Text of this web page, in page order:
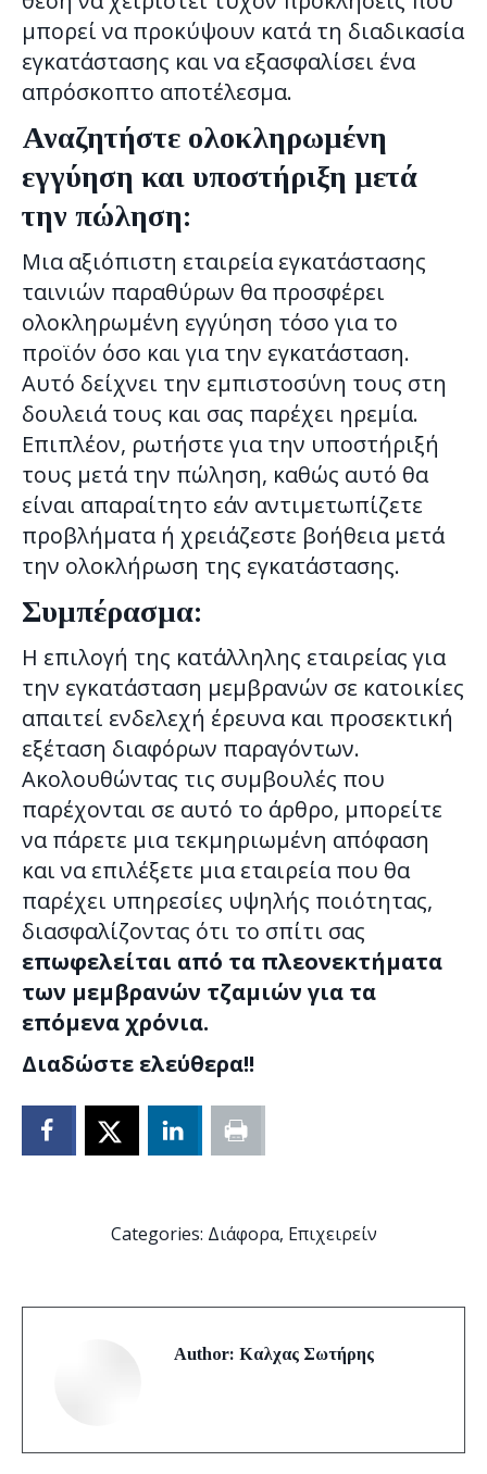
μπορεί να προκύψουν κατά τη διαδικασία
εγκατάστασης και να εξασφαλίσει ένα
απρόσκοπτο αποτέλεσμα.
Αναζητήστε ολοκληρωμένη
εγγύηση και υποστήριξη μετά
την πώληση:
Μια αξιόπιστη εταιρεία εγκατάστασης
ταινιών παραθύρων θα προσφέρει
ολοκληρωμένη εγγύηση τόσο για το
προϊόν όσο και για την εγκατάσταση.
Αυτό δείχνει την εμπιστοσύνη τους στη
δουλειά τους και σας παρέχει ηρεμία.
Επιπλέον, ρωτήστε για την υποστήριξή
τους μετά την πώληση, καθώς αυτό θα
είναι απαραίτητο εάν αντιμετωπίζετε
προβλήματα ή χρειάζεστε βοήθεια μετά
την ολοκλήρωση της εγκατάστασης.
Συμπέρασμα:
Η επιλογή της κατάλληλης εταιρείας για
την εγκατάσταση μεμβρανών σε κατοικίες
απαιτεί ενδελεχή έρευνα και προσεκτική
εξέταση διαφόρων παραγόντων.
Ακολουθώντας τις συμβουλές που
παρέχονται σε αυτό το άρθρο, μπορείτε
να πάρετε μια τεκμηριωμένη απόφαση
και να επιλέξετε μια εταιρεία που θα
παρέχει υπηρεσίες υψηλής ποιότητας,
διασφαλίζοντας ότι το σπίτι σας
επωφελείται από τα πλεονεκτήματα
των μεμβρανών τζαμιών για τα
επόμενα χρόνια.
Διαδώστε ελεύθερα!!
Categories: Διάφορα, Επιχειρείν
Author: Καλχας Σωτήρης